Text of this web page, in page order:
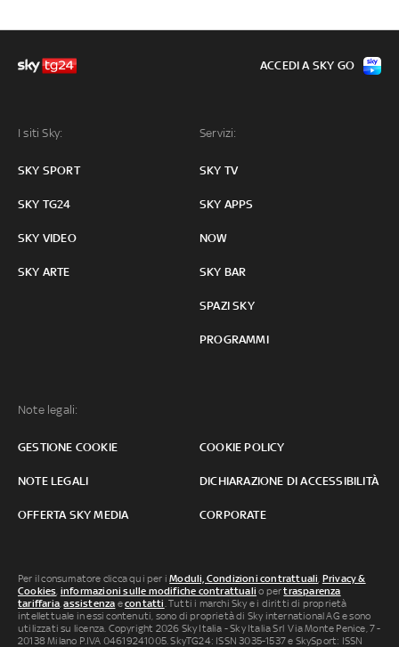
I siti Sky:
SKY SPORT
SKY TG24
SKY VIDEO
SKY ARTE
Servizi:
SKY TV
SKY APPS
NOW
SKY BAR
SPAZI SKY
PROGRAMMI
Note legali:
GESTIONE COOKIE COOKIE POLICY
NOTE LEGALI DICHIARAZIONE DI ACCESSIBILITÀ
OFFERTA SKY MEDIA CORPORATE
ACCEDI A SKY GO
Per il consumatore clicca qui per iModuli, Condizioni contrattuali, Privacy &
Cookies, informazioni sulle modifiche contrattuali o pertrasparenza
tariffaria,assistenza econtatti. Tutti i marchi Sky e i diritti di proprietà
intellettuale in essi contenuti, sono di proprietà di Sky international AG e sono
utilizzati su licenza. Copyright 2026 Sky Italia - Sky Italia Srl Via Monte Penice, 7 -
20138 Milano P.IVA 04619241005. SkyTG24: ISSN 3035-1537 e SkySport: ISSN